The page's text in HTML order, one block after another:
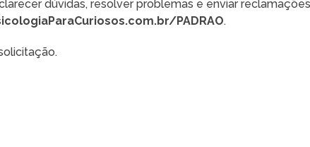
dúvidas, resolver problemas e enviar
PADRAO.